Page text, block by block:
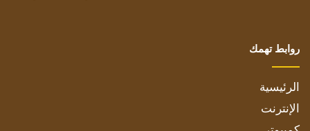
روابط تهمك
الرئيسية
الإنترنت